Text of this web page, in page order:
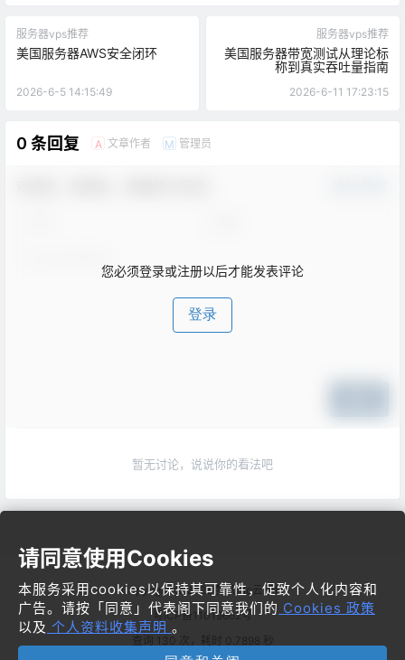
服务器vps推荐
美国服务器AWS安全闭环
2026-6-5 14:15:49
服务器vps推荐
美国服务器带宽测试从理论标
称到真实吞吐量指南
2026-6-11 17:23:15
0 条回复 A 文章作者 M 管理员
您必须登录或注册以后才能发表评论
登录
暂无讨论，说说你的看法吧
Copyright © 2026梦飞idc云平台
粤ICP备11019662号
查询 130 次，耗时 0.7898 秒
请同意使用Cookies
本服务采用cookies以保持其可靠性，促致个人化内容和
广告。请按「同意」代表阁下同意我们的 Cookies 政策
以及 个人资料收集声明 。